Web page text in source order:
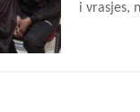
i vrasjes,